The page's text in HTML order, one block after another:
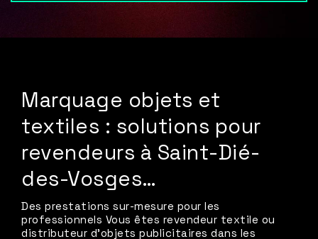
Marquage objets et
textiles : solutions pour
revendeurs à Saint-Dié-
des-Vosges…
Des prestations sur-mesure pour les
professionnels Vous êtes revendeur textile ou
distributeur d’objets publicitaires dans les